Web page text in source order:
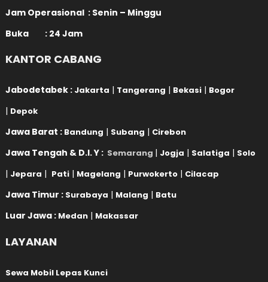
Jam Operasional : Senin – Minggu
Buka : 24 Jam
KANTOR CABANG
Jabodetabek : Jakarta | Tangerang | Bekasi | Bogor
| Depok
Jawa Barat : Bandung | Subang | Cirebon
Jawa Tengah & D.I. Y : Semarang | Jogja | Salatiga | Solo
| Jepara | Pati | Magelang | Purwokerto | Cilacap
Jawa Timur : Surabaya | Malang | Batu
Luar Jawa : Medan | Makassar
LAYANAN
Sewa Mobil Lepas Kunci